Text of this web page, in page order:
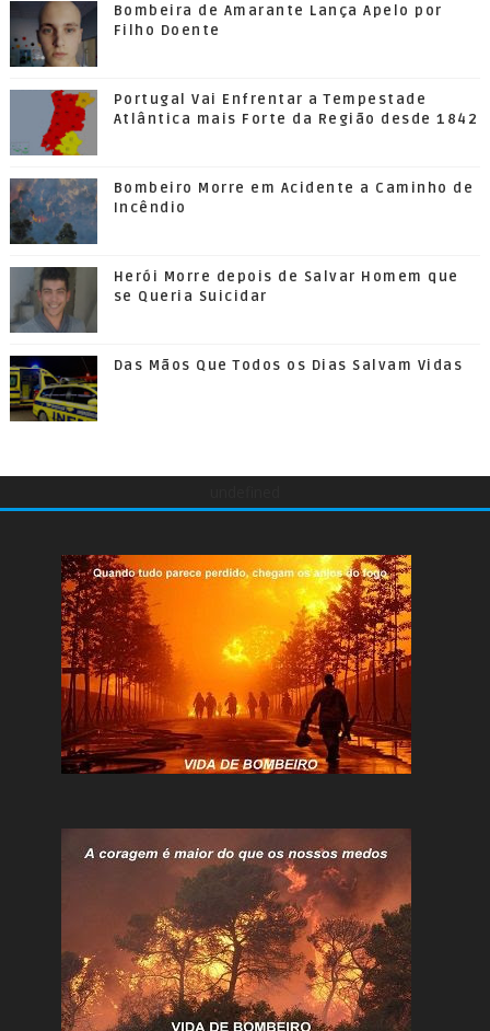
Bombeira de Amarante Lança Apelo por
Filho Doente
Portugal Vai Enfrentar a Tempestade
Atlântica mais Forte da Região desde 1842
Bombeiro Morre em Acidente a Caminho de
Incêndio
Herói Morre depois de Salvar Homem que
se Queria Suicidar
Das Mãos Que Todos os Dias Salvam Vidas